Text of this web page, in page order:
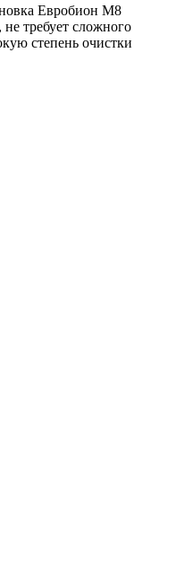
Евробион М8
требует сложного
степень очистки